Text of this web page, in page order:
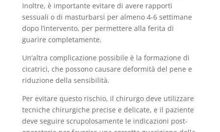
Inoltre, è importante evitare di avere rapporti
sessuali o di masturbarsi per almeno 4-6 settimane
dopo l’intervento, per permettere alla ferita di
guarire completamente.
Un’altra complicazione possibile è la formazione di
cicatrici, che possono causare deformità del pene e
riduzione della sensibilità.
Per evitare questo rischio, il chirurgo deve utilizzare
tecniche chirurgiche precise e delicate, e il paziente
deve seguire scrupolosamente le indicazioni post-